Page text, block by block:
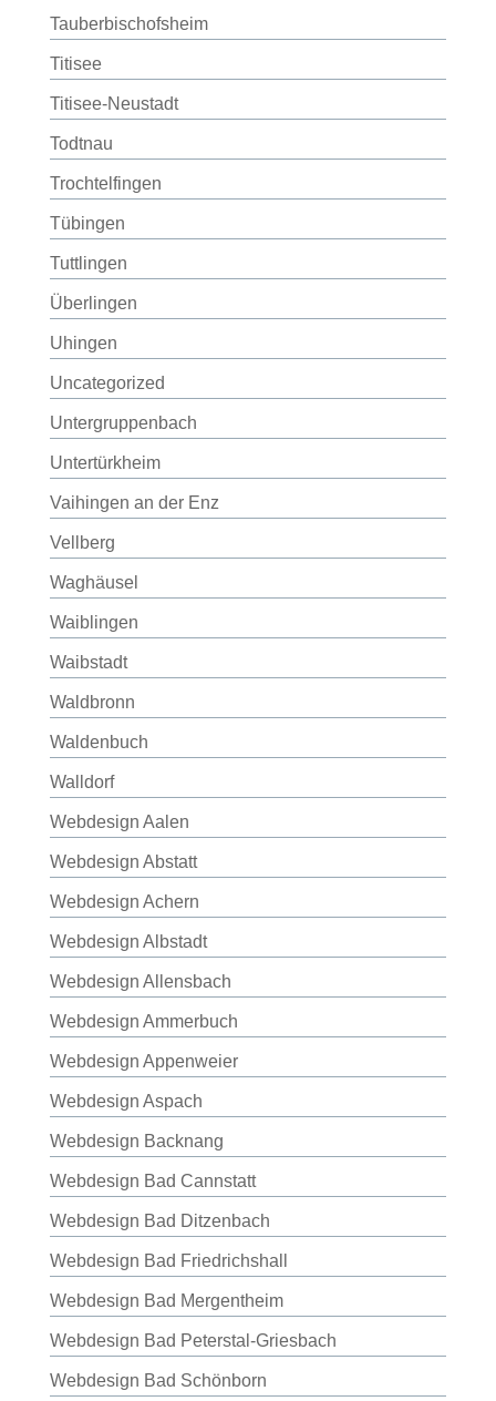
Tauberbischofsheim
Titisee
Titisee-Neustadt
Todtnau
Trochtelfingen
Tübingen
Tuttlingen
Überlingen
Uhingen
Uncategorized
Untergruppenbach
Untertürkheim
Vaihingen an der Enz
Vellberg
Waghäusel
Waiblingen
Waibstadt
Waldbronn
Waldenbuch
Walldorf
Webdesign Aalen
Webdesign Abstatt
Webdesign Achern
Webdesign Albstadt
Webdesign Allensbach
Webdesign Ammerbuch
Webdesign Appenweier
Webdesign Aspach
Webdesign Backnang
Webdesign Bad Cannstatt
Webdesign Bad Ditzenbach
Webdesign Bad Friedrichshall
Webdesign Bad Mergentheim
Webdesign Bad Peterstal-Griesbach
Webdesign Bad Schönborn